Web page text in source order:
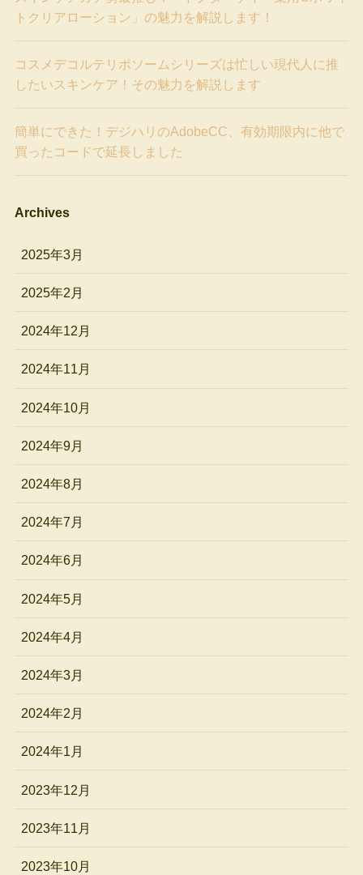
トクリアローション」の魅力を解説します！
コスメデコルテリポソームシリーズは忙しい現代人に推
したいスキンケア！その魅力を解説します
簡単にできた！デジハリのAdobeCC、有効期限内に他で
買ったコードで延長しました
Archives
2025年3月
2025年2月
2024年12月
2024年11月
2024年10月
2024年9月
2024年8月
2024年7月
2024年6月
2024年5月
2024年4月
2024年3月
2024年2月
2024年1月
2023年12月
2023年11月
2023年10月